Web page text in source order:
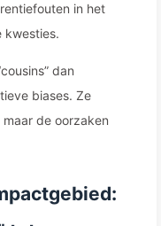
in het
kwesties.
dan
biases. Ze
de oorzaken